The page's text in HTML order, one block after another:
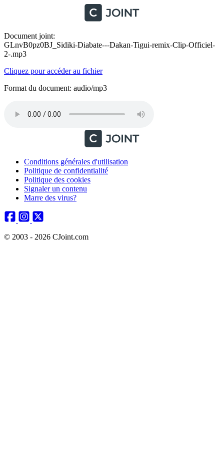
Document joint:
GLnvB0pz0BJ_Sidiki-Diabate---Dakan-Tigui-remix-Clip-Officiel-
2-.mp3
Cliquez pour accéder au fichier
Format du document: audio/mp3
Conditions générales d'utilisation
Politique de confidentialité
Politique des cookies
Signaler un contenu
Marre des virus?
© 2003 - 2026 CJoint.com